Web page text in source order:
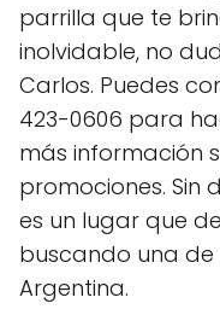
parrilla que te
inolvidable, no
Carlos. Puedes
423-0606 para
más información
promociones. Sin
es un lugar que
buscando una de
Argentina.